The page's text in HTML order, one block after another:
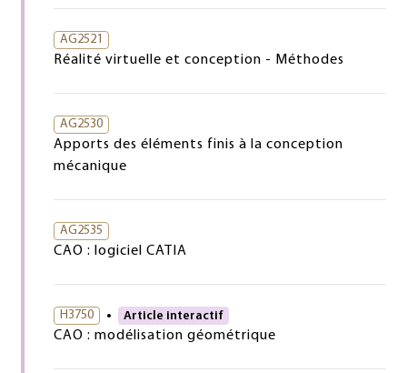
AG2521
Réalité virtuelle et conception - Méthodes
AG2530
Apports des éléments finis à la conception
mécanique
AG2535
CAO : logiciel CATIA
H3750 Article interactif
CAO : modélisation géométrique